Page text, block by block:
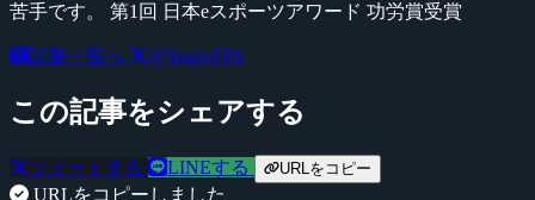
苦手です。 第1回 日本eスポーツアワード 功労賞受賞
記事一覧へ @YossyFPS
この記事をシェアする
ツイートする LINEする URLをコピー
URLをコピーしました